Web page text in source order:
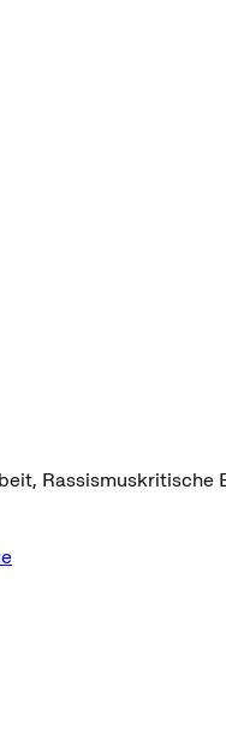
Rassismuskritische